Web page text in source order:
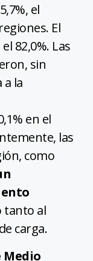
el
El
82,0%. Las
sin
la
en el
las
como
tanto al
carga.
Medio